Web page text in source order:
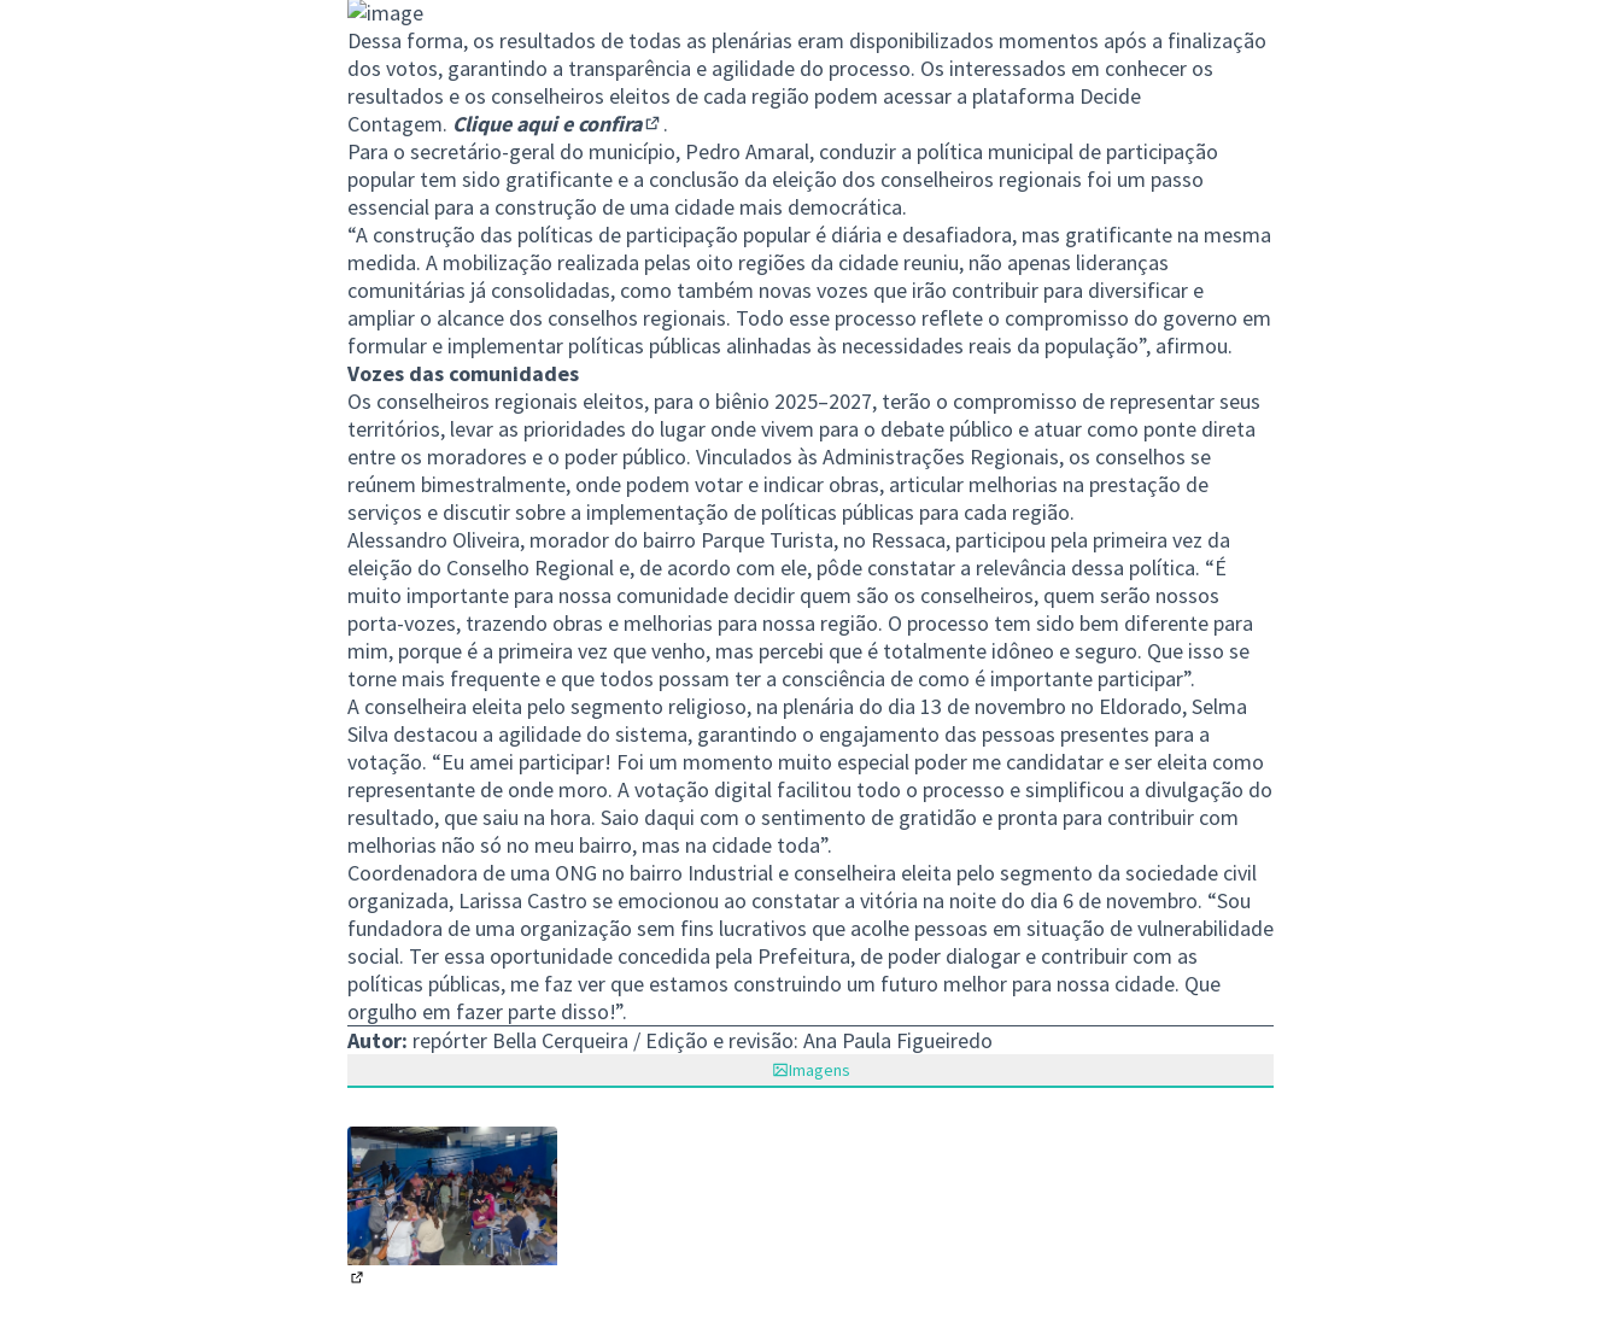
Dessa forma, os resultados de todas as plenárias eram disponibilizados momentos após a finalização
dos votos, garantindo a transparência e agilidade do processo. Os interessados em conhecer os
resultados e os conselheiros eleitos de cada região podem acessar a plataforma Decide
Contagem. Clique aqui e confira
(Abrir em nova aba)
.
Para o secretário-geral do município, Pedro Amaral, conduzir a política municipal de participação
popular tem sido gratificante e a conclusão da eleição dos conselheiros regionais foi um passo
essencial para a construção de uma cidade mais democrática.
“A construção das políticas de participação popular é diária e desafiadora, mas gratificante na mesma
medida. A mobilização realizada pelas oito regiões da cidade reuniu, não apenas lideranças
comunitárias já consolidadas, como também novas vozes que irão contribuir para diversificar e
ampliar o alcance dos conselhos regionais. Todo esse processo reflete o compromisso do governo em
formular e implementar políticas públicas alinhadas às necessidades reais da população”, afirmou.
Vozes das comunidades
Os conselheiros regionais eleitos, para o biênio 2025–2027, terão o compromisso de representar seus
territórios, levar as prioridades do lugar onde vivem para o debate público e atuar como ponte direta
entre os moradores e o poder público. Vinculados às Administrações Regionais, os conselhos se
reúnem bimestralmente, onde podem votar e indicar obras, articular melhorias na prestação de
serviços e discutir sobre a implementação de políticas públicas para cada região.
Alessandro Oliveira, morador do bairro Parque Turista, no Ressaca, participou pela primeira vez da
eleição do Conselho Regional e, de acordo com ele, pôde constatar a relevância dessa política. “É
muito importante para nossa comunidade decidir quem são os conselheiros, quem serão nossos
porta-vozes, trazendo obras e melhorias para nossa região. O processo tem sido bem diferente para
mim, porque é a primeira vez que venho, mas percebi que é totalmente idôneo e seguro. Que isso se
torne mais frequente e que todos possam ter a consciência de como é importante participar”.
A conselheira eleita pelo segmento religioso, na plenária do dia 13 de novembro no Eldorado, Selma
Silva destacou a agilidade do sistema, garantindo o engajamento das pessoas presentes para a
votação. “Eu amei participar! Foi um momento muito especial poder me candidatar e ser eleita como
representante de onde moro. A votação digital facilitou todo o processo e simplificou a divulgação do
resultado, que saiu na hora. Saio daqui com o sentimento de gratidão e pronta para contribuir com
melhorias não só no meu bairro, mas na cidade toda”.
Coordenadora de uma ONG no bairro Industrial e conselheira eleita pelo segmento da sociedade civil
organizada, Larissa Castro se emocionou ao constatar a vitória na noite do dia 6 de novembro. “Sou
fundadora de uma organização sem fins lucrativos que acolhe pessoas em situação de vulnerabilidade
social. Ter essa oportunidade concedida pela Prefeitura, de poder dialogar e contribuir com as
políticas públicas, me faz ver que estamos construindo um futuro melhor para nossa cidade. Que
orgulho em fazer parte disso!”.
Autor: repórter Bella Cerqueira / Edição e revisão: Ana Paula Figueiredo
Imagens